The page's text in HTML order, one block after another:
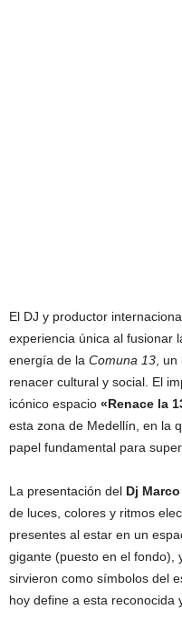
El DJ y productor
experiencia única al fusionar
energía de la Comuna 13 ,
renacer cultural y social. El
icónico espacio «Renace la
esta zona de Medellín, en la
papel fundamental para
La presentación del Dj
de luces, colores y ritmos
presentes al estar en un
gigante (puesto en el fondo),
sirvieron como símbolos del
hoy define a esta reconocida